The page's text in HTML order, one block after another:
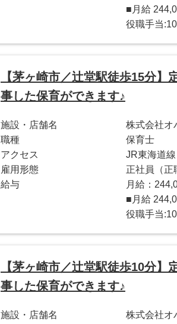
■月給
役職手当
【茅ヶ崎市／辻堂駅徒歩15分
事した保育ができます♪
施設・店舗名
株式会社オ
職種
保育士
アクセス
JR東海道
雇用形態
正社員（正
給与
月給：
■月給
役職手当
【茅ヶ崎市／辻堂駅徒歩10分
事した保育ができます♪
施設・店舗名
株式会社オ